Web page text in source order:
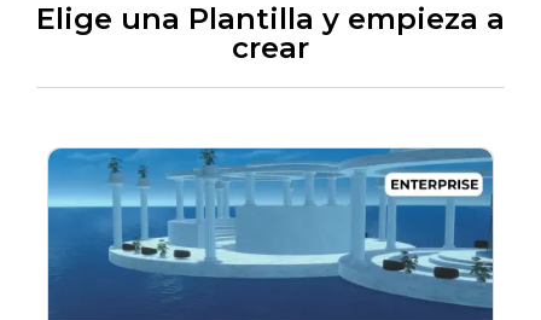
Elige una Plantilla y empieza a
crear